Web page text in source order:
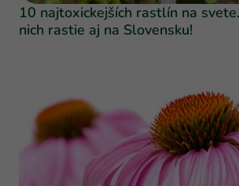
10 najtoxickejších rastlín na
nich rastie aj na Slovensku!